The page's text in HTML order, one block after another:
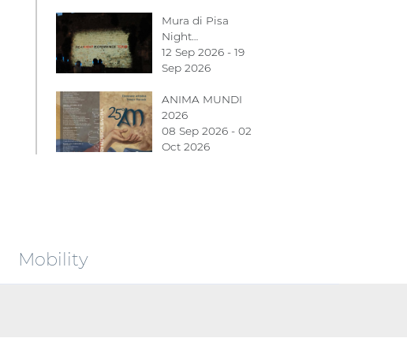
Mura di Pisa
Night…
12 Sep 2026 - 19
Sep 2026
ANIMA MUNDI
2026
08 Sep 2026 - 02
Oct 2026
Mobility